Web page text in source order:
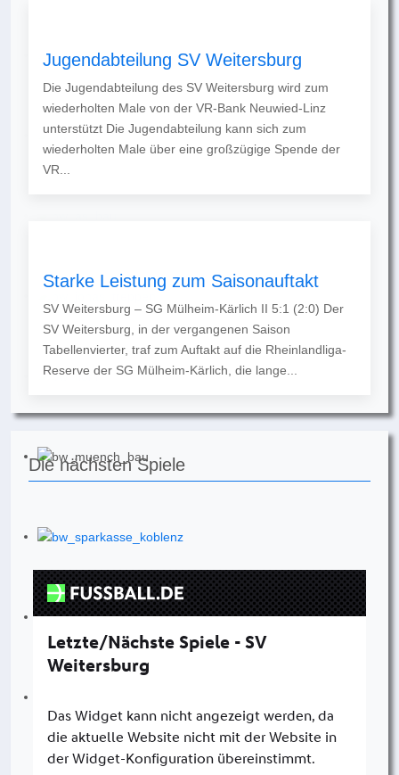
Jugendabteilung SV Weitersburg
Die Jugendabteilung des SV Weitersburg wird zum
wiederholten Male von der VR-Bank Neuwied-Linz
unterstützt Die Jugendabteilung kann sich zum
wiederholten Male über eine großzügige Spende der
VR...
Starke Leistung zum Saisonauftakt
SV Weitersburg – SG Mülheim-Kärlich II 5:1 (2:0) Der
SV Weitersburg, in der vergangenen Saison
Tabellenvierter, traf zum Auftakt auf die Rheinlandliga-
Reserve der SG Mülheim-Kärlich, die lange...
Die nächsten Spiele